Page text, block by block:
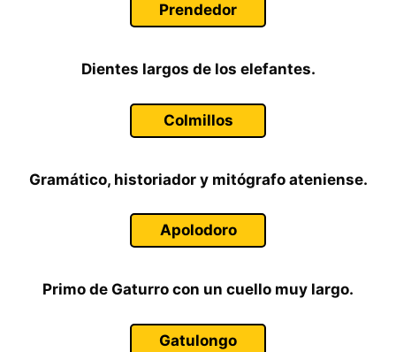
Prendedor
Dientes largos de los elefantes.
Colmillos
Gramático, historiador y mitógrafo ateniense.
Apolodoro
Primo de Gaturro con un cuello muy largo.
Gatulongo